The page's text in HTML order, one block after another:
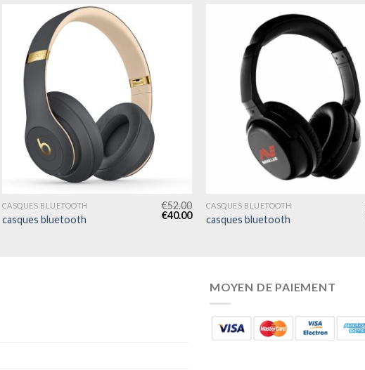
CASQUES BLUETOOTH
casques bluetooth
€52.00
€40.00
CASQUES BLUETOOTH
casques bluetooth
MOYEN DE PAIEMENT